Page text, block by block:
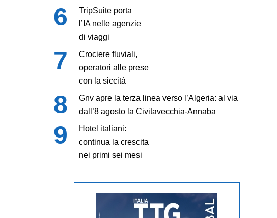
TripSuite porta
l’IA nelle agenzie
di viaggi
Crociere fluviali,
operatori alle prese
con la siccità
Gnv apre la terza linea verso l’Algeria: al via
dall’8 agosto la Civitavecchia-Annaba
Hotel italiani:
continua la crescita
nei primi sei mesi